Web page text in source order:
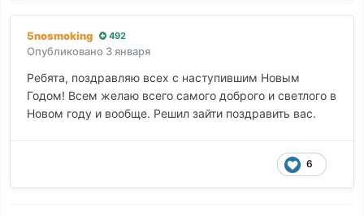
5nosmoking 492
Опубликовано 3 января
Ребята, поздравляю всех с наступившим Новым
Годом! Всем желаю всего самого доброго и светлого в
Новом году и вообще. Решил зайти поздравить вас.
6